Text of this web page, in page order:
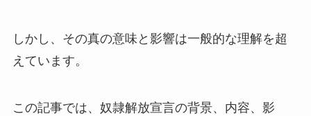
しかし、その真の意味と影響は一般的な理解を超
えています。
この記事では、奴隷解放宣言の背景、内容、影